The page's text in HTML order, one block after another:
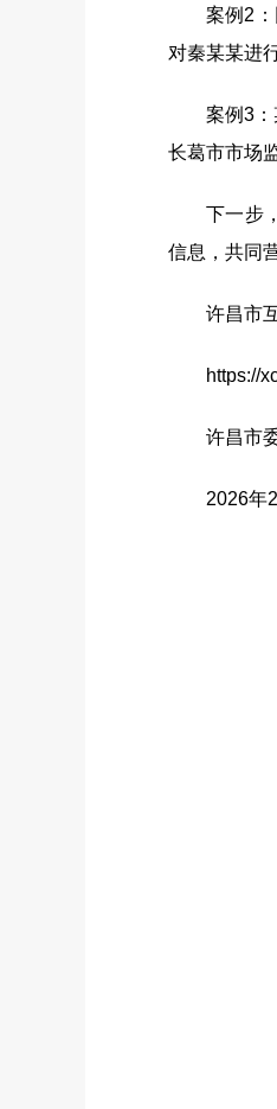
案例2：网
对秦某某进
案例3：某
长葛市市场
下一步，
信息，共同
许昌市互
https://
许昌市委
2026年2